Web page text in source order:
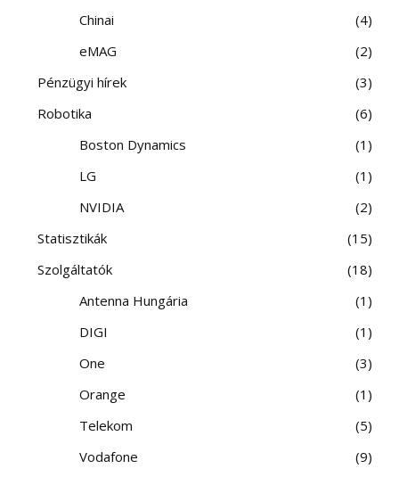
Chinai
4
eMAG
2
Pénzügyi hírek
3
Robotika
6
Boston Dynamics
1
LG
1
NVIDIA
2
Statisztikák
15
Szolgáltatók
18
Antenna Hungária
1
DIGI
1
One
3
Orange
1
Telekom
5
Vodafone
9